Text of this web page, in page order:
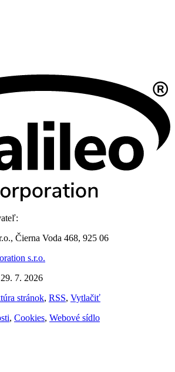
Čierna Voda 468, 925 06
s.r.o.
7. 2026
stránok, RSS, Vytlačiť
, Cookies, Webové sídlo